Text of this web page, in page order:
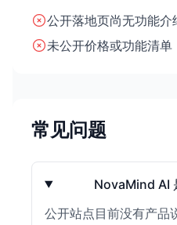
公开落地页尚无功能介
未公开价格或功能清单
常见问题
NovaMind AI
公开站点目前没有产品